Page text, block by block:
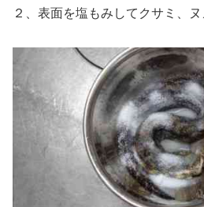
２、表面を塩もみしてクサミ、